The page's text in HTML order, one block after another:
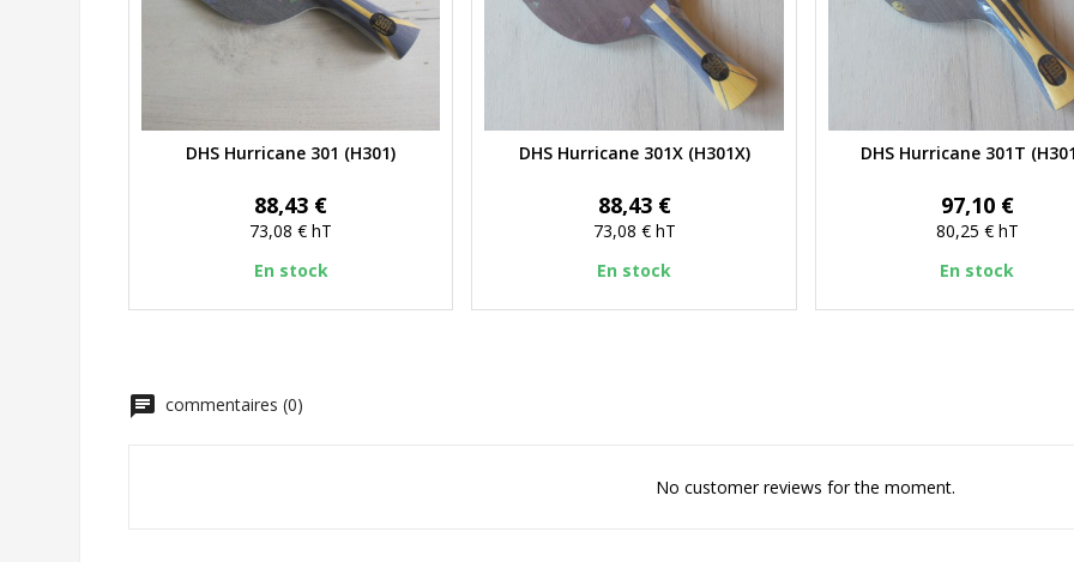
Aperçu rapide
DHS Hurricane 301 (H301)
Prix
88,43 €
73,08 €hT
En stock
Aperçu rapide
DHS Hurricane 301X (H301X)
Prix
88,43 €
73,08 € hT
En stock
Aperçu rapide
DHS Hurricane 301T
Prix
97,10 €
80,25 € hT
En stock
chat commentaires (0)
No customer reviews for the moment.